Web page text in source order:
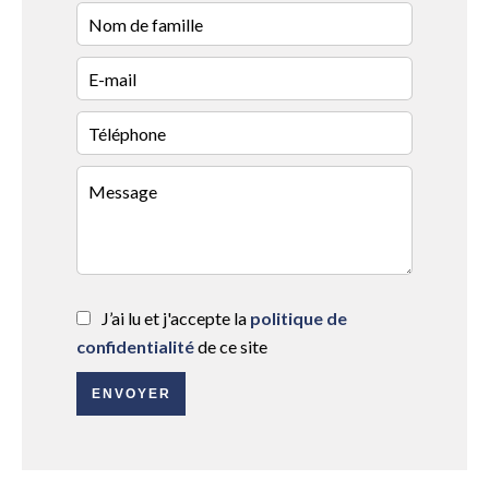
J’ai lu et j'accepte la politique de
confidentialitéde ce site
ENVOYER